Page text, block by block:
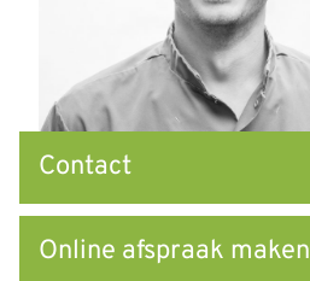
naar
Contact
Online afspraak maken